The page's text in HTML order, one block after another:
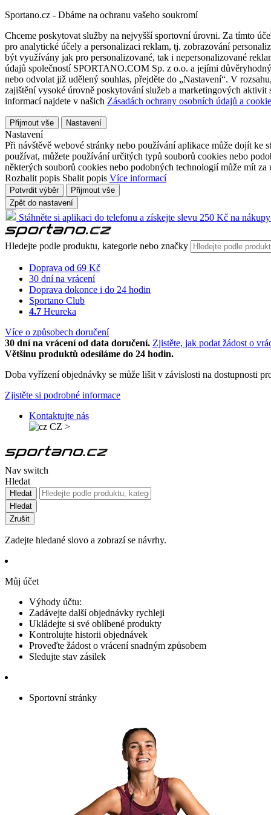
Sportano.cz - Dbáme na ochranu vašeho soukromí
Chceme poskytovat služby na nejvyšší sportovní úrovni. Za tímto
pro analytické účely a personalizaci reklam, tj. zobrazování
být využívány jak pro personalizované, tak i nepersonalizované
údajů společností SPORTANO.COM Sp. z o.o. a jejími
nebo odvolat již udělený souhlas, přejděte do „Nastavení“. V
zajištění vysoké úrovně poskytování služeb a marketingových
informací najdete v našich Zásadách ochrany osobních údajů a
Přijmout vše Nastavení
Nastavení
Při návštěvě webové stránky nebo používání aplikace může dojít ke
používat, můžete používání určitých typů souborů cookies nebo
některých souborů cookies nebo podobných technologií může mít
Rozbalit popis Sbalit popis Více informací
Potvrdit výběr
Přijmout vše
Zpět do nastavení
Stáhněte si aplikaci do telefonu a získejte slevu 250 Kč na
Hledejte podle produktu, kategorie nebo značky
Doprava od 69 Kč
30 dní na vrácení
Doprava dokonce i do 24 hodin
Sportano Club
4.7 Heureka
Více o způsobech doručení
30 dní na vrácení od data doručení. Zjistěte, jak podat žádost o
Většinu produktů odesíláme do 24 hodin.
Doba vyřízení objednávky se může lišit v závislosti na dostupnosti
Zjistěte si podrobné informace
Kontaktujte nás
CZ >
Nav switch
Hledat
Hledat
Hledat
Zrušit
Zadejte hledané slovo a zobrazí se návrhy.
Můj účet
Výhody účtu:
Zadávejte další objednávky rychleji
Ukládejte si své oblíbené produkty
Kontrolujte historii objednávek
Proveďte žádost o vrácení snadným způsobem
Sledujte stav zásilek
Sportovní stránky